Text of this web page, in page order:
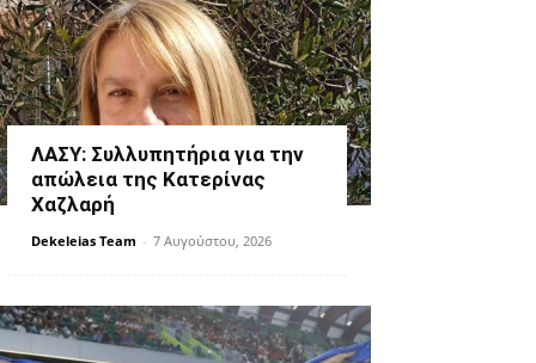
ΛΑΣΥ: Συλλυπητήρια για την
απώλεια της Κατερίνας
Χαζλαρή
Dekeleias Team - 7 Αυγούστου, 2026